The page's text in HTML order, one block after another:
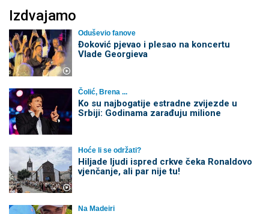
Izdvajamo
Oduševio fanove
Đoković pjevao i plesao na koncertu
Vlade Georgieva
Čolić, Brena ...
Ko su najbogatije estradne zvijezde u
Srbiji: Godinama zarađuju milione
Hoće li se održati?
Hiljade ljudi ispred crkve čeka Ronaldovo
vjenčanje, ali par nije tu!
Na Madeiri